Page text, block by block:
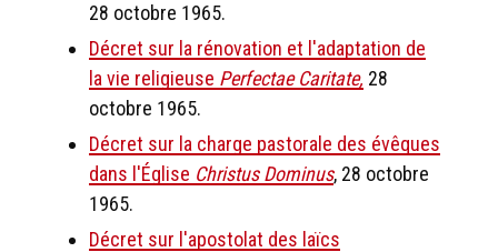
28 octobre 1965.
Décret sur la rénovation et l'adaptation de
la vie religieuse Perfectae Caritate, 28
octobre 1965.
Décret sur la charge pastorale des évêques
dans l'Église Christus Dominus, 28 octobre
1965.
Décret sur l'apostolat des laïcs